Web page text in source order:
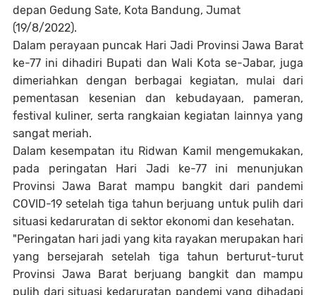
depan Gedung Sate, Kota Bandung, Jumat
(19/8/2022).
Dalam perayaan puncak Hari Jadi Provinsi Jawa Barat
ke-77 ini dihadiri Bupati dan Wali Kota se-Jabar, juga
dimeriahkan dengan berbagai kegiatan, mulai dari
pementasan kesenian dan kebudayaan, pameran,
festival kuliner, serta rangkaian kegiatan lainnya yang
sangat meriah.
Dalam kesempatan itu Ridwan Kamil mengemukakan,
pada peringatan Hari Jadi ke-77 ini menunjukan
Provinsi Jawa Barat mampu bangkit dari pandemi
COVID-19 setelah tiga tahun berjuang untuk pulih dari
situasi kedaruratan di sektor ekonomi dan kesehatan.
"Peringatan hari jadi yang kita rayakan merupakan hari
yang bersejarah setelah tiga tahun berturut-turut
Provinsi Jawa Barat berjuang bangkit dan mampu
pulih dari situasi kedaruratan pandemi yang dihadapi